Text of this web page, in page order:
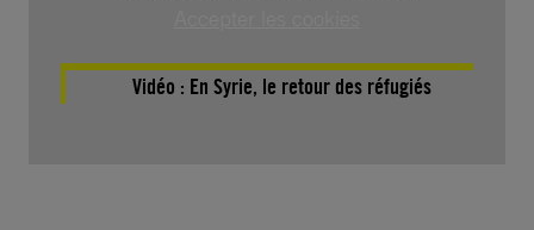
Vidéo : En Syrie, le retour des réfugiés